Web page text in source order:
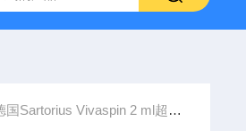
Vivaspin 2 ml超滤浓缩离心管